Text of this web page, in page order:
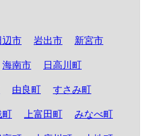
辺市 岩出市 新宮市
海南市 日高川町
由良町 すさみ町
町 上富田町 みなべ町